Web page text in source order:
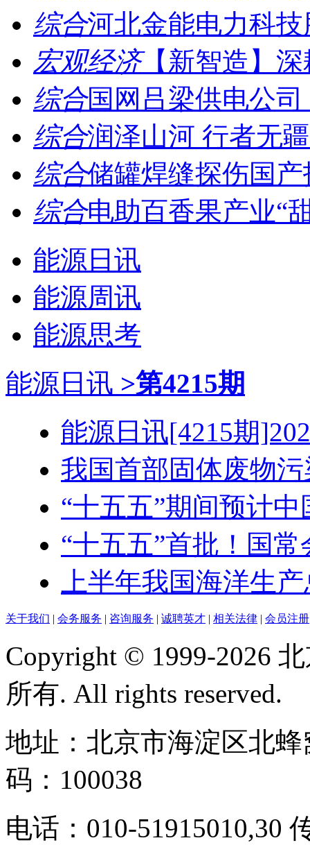
综合河北金能电力科
宏观经济【新智造】
综合国网吕梁供电公
综合润泽山河 行者无
综合储罐焊缝探伤国
综合电助百香果产业“
能源日讯
能源周讯
能源思考
能源日讯 >第4215期
能源日讯[4215期
我国首部固体废物
“十五五”期间预计中
“十五五”首批！国常
上半年我国海洋生
关于我们 | 会务服务 | 咨询服务 | 诚聘英才 | 相关法律 | 会员注册
Copyright © 1999-2026
所有. All rights reserved.
地址：北京市海淀区北
码：100038
电话：010-51915010,30